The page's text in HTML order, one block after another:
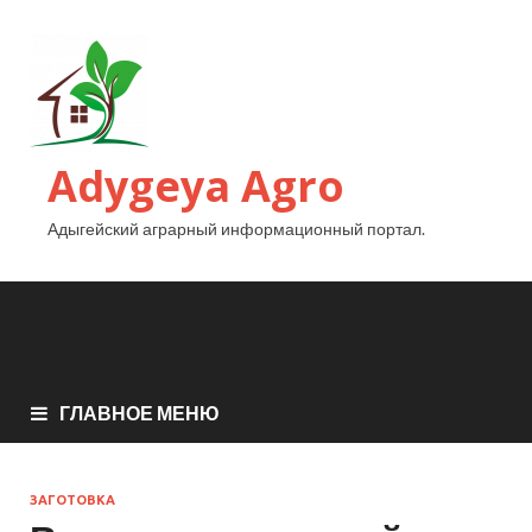
Adygeya Agro
Адыгейский аграрный информационный портал.
ГЛАВНОЕ МЕНЮ
ЗАГОТОВКА